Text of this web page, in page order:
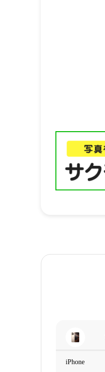
iPhone